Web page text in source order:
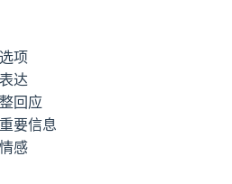
项
达
回应
要信息
感